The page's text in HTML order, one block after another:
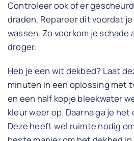
Controleer ook of er
draden. Repareer dit voordat
wassen. Zo voorkom je schade
droger.
Heb je een wit dekbed? Laat
minuten in een oplossing met
en een half kopje bleekwater
kleur weer op. Daarna ga je
Deze heeft wel ruimte nodig